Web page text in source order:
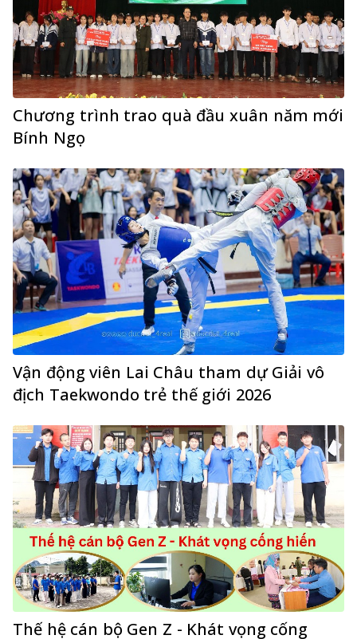
Chương trình trao quà đầu xuân năm mới
Bính Ngọ
Vận động viên Lai Châu tham dự Giải vô
địch Taekwondo trẻ thế giới 2026
Thế hệ cán bộ Gen Z - Khát vọng cống